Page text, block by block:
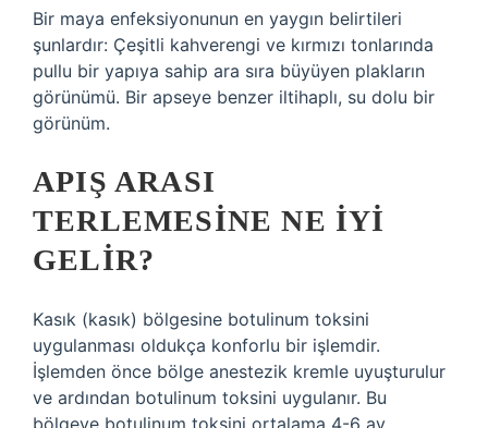
Bir maya enfeksiyonunun en yaygın belirtileri
şunlardır: Çeşitli kahverengi ve kırmızı tonlarında
pullu bir yapıya sahip ara sıra büyüyen plakların
görünümü. Bir apseye benzer iltihaplı, su dolu bir
görünüm.
APIŞ ARASI
TERLEMESINE NE IYI
GELIR?
Kasık (kasık) bölgesine botulinum toksini
uygulanması oldukça konforlu bir işlemdir.
İşlemden önce bölge anestezik kremle uyuşturulur
ve ardından botulinum toksini uygulanır. Bu
bölgeye botulinum toksini ortalama 4-6 ay